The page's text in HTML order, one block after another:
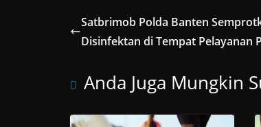
Satbrimob Polda Banten
Disinfektan di Tempat Pelayanan
Anda Juga Mungkin